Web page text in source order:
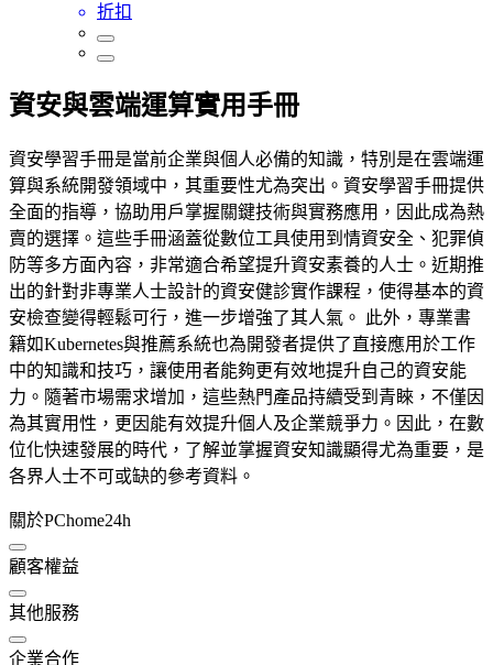
折扣
資安與雲端運算實用手冊
資安學習手冊是當前企業與個人必備的知識，特別是在雲端運
算與系統開發領域中，其重要性尤為突出。資安學習手冊提供
全面的指導，協助用戶掌握關鍵技術與實務應用，因此成為熱
賣的選擇。這些手冊涵蓋從數位工具使用到情資安全、犯罪偵
防等多方面內容，非常適合希望提升資安素養的人士。近期推
出的針對非專業人士設計的資安健診實作課程，使得基本的資
安檢查變得輕鬆可行，進一步增強了其人氣。 此外，專業書
籍如Kubernetes與推薦系統也為開發者提供了直接應用於工作
中的知識和技巧，讓使用者能夠更有效地提升自己的資安能
力。隨著市場需求增加，這些熱門產品持續受到青睞，不僅因
為其實用性，更因能有效提升個人及企業競爭力。因此，在數
位化快速發展的時代，了解並掌握資安知識顯得尤為重要，是
各界人士不可或缺的參考資料。
關於PChome24h
顧客權益
其他服務
企業合作